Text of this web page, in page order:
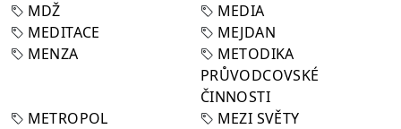
MDŽ
MEDIA
MEDITACE
MEJDAN
MENZA
METODIKA
PRŮVODCOVSKÉ
ČINNOSTI
METROPOL
MEZI SVĚTY